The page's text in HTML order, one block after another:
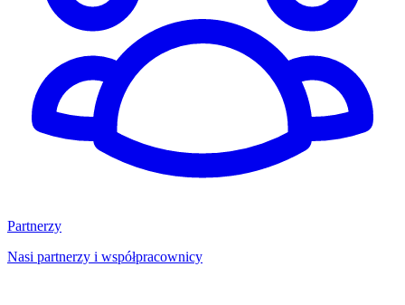
Partnerzy
Nasi partnerzy i współpracownicy